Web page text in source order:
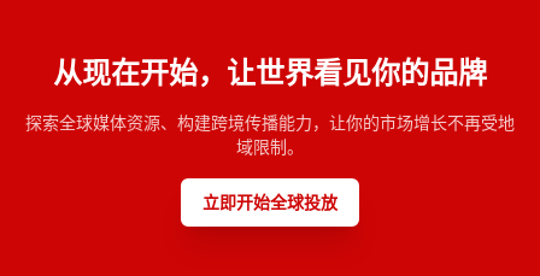
从现在开始，让世界看见你的品牌
探索全球媒体资源、构建跨境传播能力，让你的市场增长不再受地
域限制。
立即开始全球投放